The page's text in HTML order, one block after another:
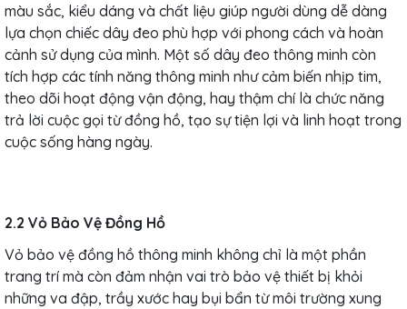
màu sắc, kiểu dáng và chất liệu giúp người dùng dễ dàng
lựa chọn chiếc dây đeo phù hợp với phong cách và hoàn
cảnh sử dụng của mình. Một số dây đeo thông minh còn
tích hợp các tính năng thông minh như cảm biến nhịp tim,
theo dõi hoạt động vận động, hay thậm chí là chức năng
trả lời cuộc gọi từ đồng hồ, tạo sự tiện lợi và linh hoạt trong
cuộc sống hàng ngày.
2.2 Vỏ Bảo Vệ Đồng Hồ
Vỏ bảo vệ đồng hồ thông minh không chỉ là một phần
trang trí mà còn đảm nhận vai trò bảo vệ thiết bị khỏi
những va đập, trầy xước hay bụi bẩn từ môi trường xung